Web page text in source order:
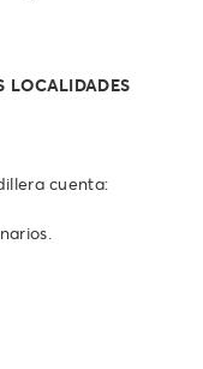
LOCALIDADES
cuenta: